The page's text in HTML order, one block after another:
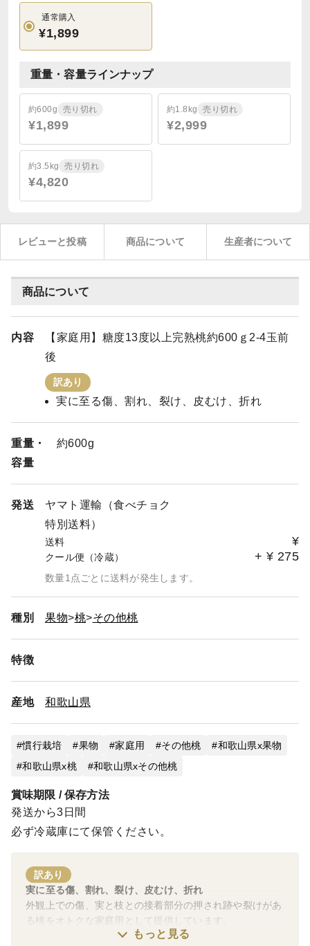
通常購入
¥1,899
重量・容量ラインナップ
約600g 売り切れ
¥1,899
約1.8kg 売り切れ
¥2,999
約3.5kg 売り切れ
¥4,820
レビューと投稿 商品について 生産者について
商品について
内容
【家庭用】糖度13度以上完熟桃約600ｇ2-4玉前
後
訳あり
実に至る傷、割れ、裂け、皮むけ、折れ
重量・
容量
約600g
発送
ヤマト運輸（食べチョク
特別送料）
送料 ¥
クール便（冷蔵） + ¥ 275
数量1点ごとに送料が発生します。
種別 果物 桃 その他桃
特徴
産地 和歌山県
慣行栽培 果物 家庭用 その他桃
和歌山県x果物
和歌山県x桃
和歌山県xその他桃
賞味期限 / 保存方法
発送から3日間
必ず冷蔵庫にて保管ください。
訳あり
実に至る傷、割れ、裂け、皮むけ、折れ
外観上での傷、実と枝との接着部分の押され跡や裂けがあ
る桃をオトクな家庭用として提供しています。
もっと見る